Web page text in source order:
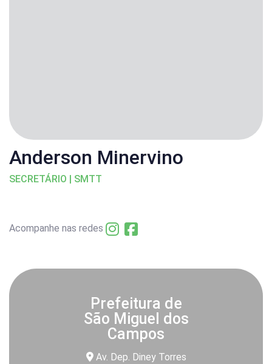
Anderson Minervino
SECRETÁRIO | SMTT
Acompanhe nas redes
Prefeitura de
São Miguel dos
Campos
Av. Dep. Diney Torres